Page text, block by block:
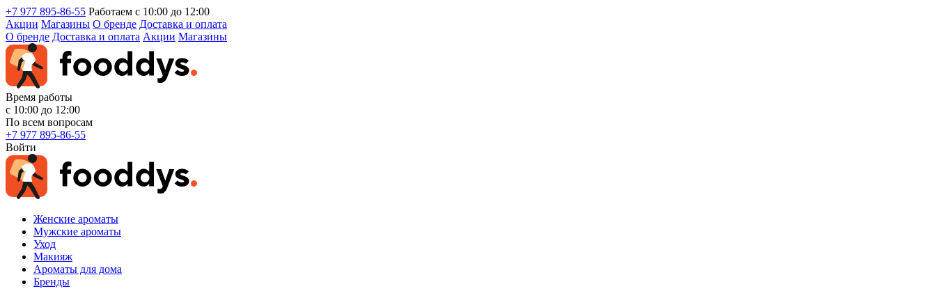
+7 977 895-86-55 Работаем с 10:00 до 12:00
Акции Магазины О бренде Доставка и оплата
О бренде Доставка и оплата Акции Магазины
Время работы
с 10:00 до 12:00
По всем вопросам
+7 977 895-86-55
Войти
Женские ароматы
Мужские ароматы
Уход
Макияж
Ароматы для дома
Бренды